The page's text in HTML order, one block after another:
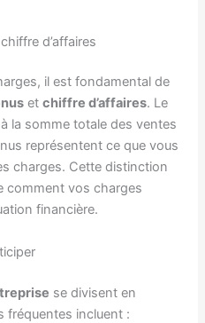
d’affaires
il est fondamental de
etchiffre d’affaires. Le
la somme totale des ventes
représentent ce que vous
charges. Cette distinction
comment vos charges
financière.
se divisent en
fréquentes incluent :